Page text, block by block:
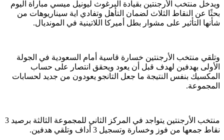
ويدخل منتخب الأرجنتين بقيادة البرغوث ليونيل ميسي مباراة اليوم
بحثًا عن النقاط الثلاث لضمان التأهل وتفادي اية سيناريوهات من
شأنها التأثير على مشوار بطل أميركا اللاتينية في المونديال.
وتلقي منتخب الأرجنتين خسارة قاسية أمام السعودية في الجولة
الأولى بهدفين لهدف قبل أن يعود ويحقق انتصار على حساب
المكسيك بنفس النتيجة ما جعل التانجو يعودون من جديد لحسابات
المجموعة.
منتخب الأرجنتين يتواجد في المركز الثاني للمجموعة الثالثة برصيد 3
نقاط جمعها من فوز وخسارة وتسجيل 3 أداف وتلقي هدفين.